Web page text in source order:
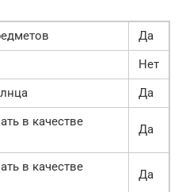
Да
Нет
Да
в качестве
Да
в качестве
Да